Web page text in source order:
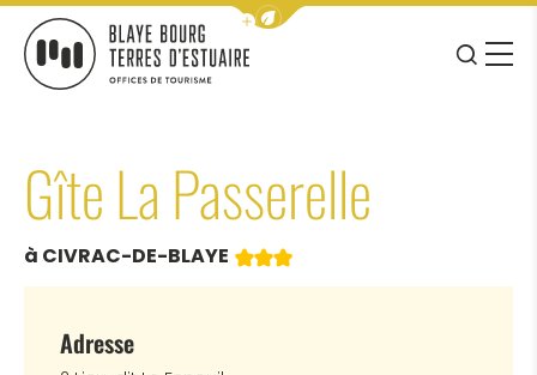
Afficher la barre de navigation
JE
MENU
Gîte La Passerelle
à CIVRAC-DE-BLAYE 3 étoiles
Adresse